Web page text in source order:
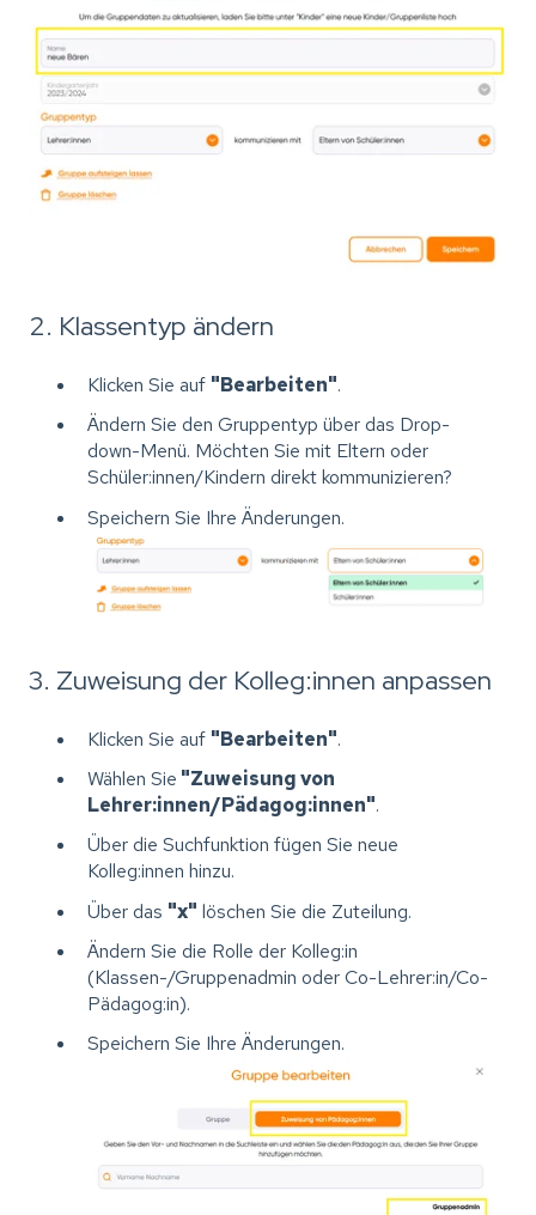
2. Klassentyp ändern
Klicken Sie auf "Bearbeiten".
Ändern Sie den Gruppentyp über das Drop-
down-Menü. Möchten Sie mit Eltern oder
Schüler:innen/Kindern direkt kommunizieren?
Speichern Sie Ihre Änderungen.
3. Zuweisung der Kolleg:innen anpassen
Klicken Sie auf "Bearbeiten".
Wählen Sie "Zuweisung von
Lehrer:innen/Pädagog:innen".
Über die Suchfunktion fügen Sie neue
Kolleg:innen hinzu.
Über das "x" löschen Sie die Zuteilung.
Ändern Sie die Rolle der Kolleg:in
(Klassen-/Gruppenadmin oder Co-Lehrer:in/Co-
Pädagog:in).
Speichern Sie Ihre Änderungen.